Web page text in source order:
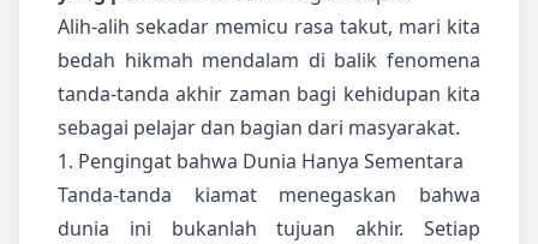
Alih-alih sekadar memicu rasa takut, mari kita
bedah hikmah mendalam di balik fenomena
tanda-tanda akhir zaman bagi kehidupan kita
sebagai pelajar dan bagian dari masyarakat.
1. Pengingat bahwa Dunia Hanya Sementara
Tanda-tanda kiamat menegaskan bahwa
dunia ini bukanlah tujuan akhir. Setiap